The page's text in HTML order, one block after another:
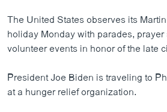
The United States observes its
holiday Monday with parades,
volunteer events in honor of the late
President Joe Biden is traveling to
at a hunger relief organization.